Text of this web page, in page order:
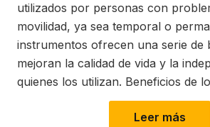
utilizados por personas con
movilidad, ya sea temporal o
instrumentos ofrecen una serie de
mejoran la calidad de vida y la
quienes los utilizan. Beneficios de
Leer más